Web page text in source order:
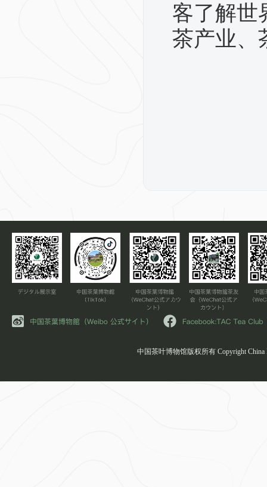
客了解世
茶产业、
中国茶叶博物馆版权所有 Copyright China